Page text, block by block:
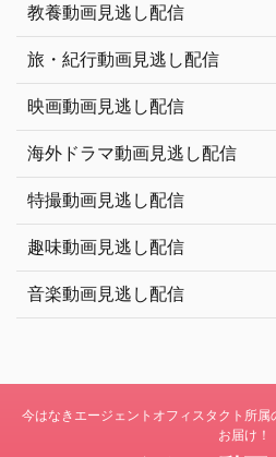
教養動画見逃し配信
旅・紀行動画見逃し配信
映画動画見逃し配信
海外ドラマ動画見逃し配信
特撮動画見逃し配信
趣味動画見逃し配信
音楽動画見逃し配信
今はなきエージェントオフィスタクト所
お届け！